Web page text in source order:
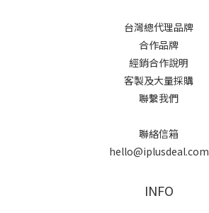
台灣總代理品牌
合作品牌
經銷合作說明
客製及大量採購
聯繫我們
聯絡信箱
hello@iplusdeal.com
INFO